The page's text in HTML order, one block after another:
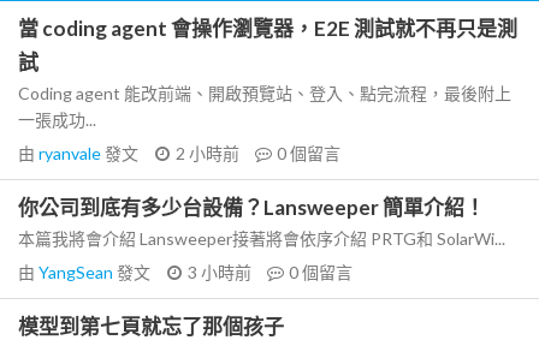
當 coding agent 會操作瀏覽器，E2E 測試就不再只是測
試
Coding agent 能改前端、開啟預覽站、登入、點完流程，最後附上
一張成功...
由 ryanvale發文 2 小時前 0個留言
你公司到底有多少台設備？Lansweeper 簡單介紹！
本篇我將會介紹 Lansweeper接著將會依序介紹 PRTG和 SolarWi...
由 YangSean 發文 3 小時前 0個留言
模型到第七頁就忘了那個孩子